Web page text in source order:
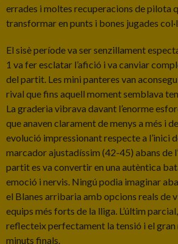
errades i moltes recuperacions de pilota
transformar en punts i bones jugades
El sisè període va ser senzillament
1 va fer esclatar l’afició i va canviar
del partit. Les mini panteres van
rival que fins aquell moment semblava
La graderia vibrava davant l’enorme
que anaven clarament de menys a més i
evolució impressionant respecte a l’inici
marcador ajustadíssim (42-45) abans de
partit es va convertir en una autèntica
emoció i nervis. Ningú podia imaginar
el Blanes arribaria amb opcions reals de
equips més forts de la lliga. L’últim
reflecteix perfectament la tensió i el
minuts finals.